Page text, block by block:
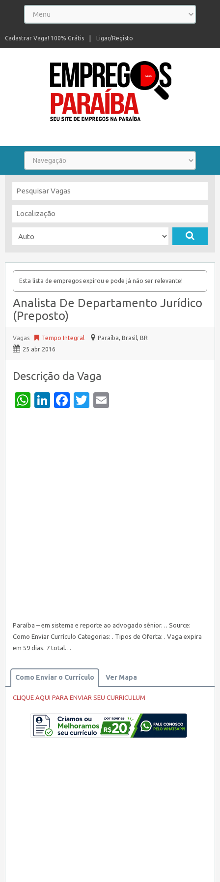
Ligar/Registo
Cadastrar Vaga! 100% Grátis
Esta lista de empregos expirou e pode já não ser relevante!
Analista De Departamento Jurídico
(Preposto)
Vagas Tempo Integral Paraíba, Brasil, BR
25 abr 2016
Descrição da Vaga
WhatsApp
LinkedIn
Facebook
Twitter
Paraíba – em sistema e reporte ao advogado sênior… Source:
Como Enviar Currículo Categorias: . Tipos de Oferta: . Vaga expira
em 59 dias. 7 total…
Como Enviar o Currículo Ver Mapa
CLIQUE AQUI PARA ENVIAR SEU CURRICULUM